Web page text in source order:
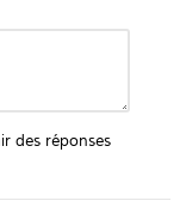
des réponses